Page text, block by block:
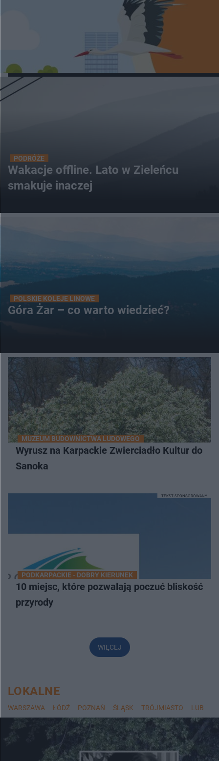
PODRÓŻE
Wakacje offline. Lato w Zieleńcu
smakuje inaczej
POLSKIE KOLEJE LINOWE
Góra Żar – co warto wiedzieć?
MUZEUM BUDOWNICTWA LUDOWEGO
Wyrusz na Karpackie Zwierciadło Kultur do
Sanoka
PODKARPACKIE - DOBRY KIERUNEK
10 miejsc, które pozwalają poczuć bliskość
przyrody
TEKST SPONSOROWANY
WIĘCEJ
LOKALNE
WARSZAWA ŁÓDŹ POZNAŃ ŚLĄSK TRÓJMIASTO LUBLIN